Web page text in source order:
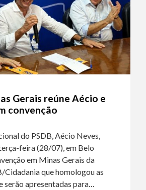
Gerais reúne Aécio e
convenção
do PSDB, Aécio Neves,
feira (28/07), em Belo
em Minas Gerais da
Cidadania que homologou as
serão apresentadas para…